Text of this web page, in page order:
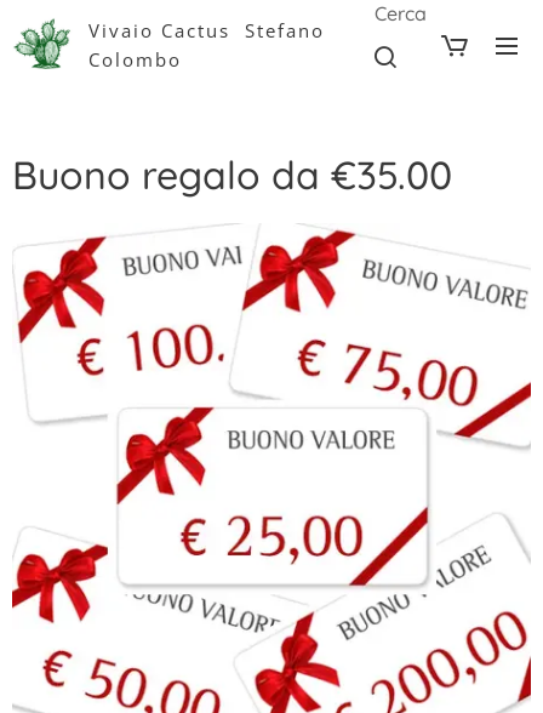
Vivaio Cactus Stefano
Colombo
Cerca
Buono regalo da €35.00